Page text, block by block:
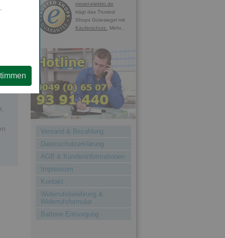
mosel-elektro.de
trägt das Trusted
Shops Gütesiegel mit
Käuferschutz.
Mehr...
Versand & Bezahlung
Datenschutzerklärung
AGB & Kundeninformationen
Impressum
Kontakt
Widerrufsbelehrung &
Widerrufsformular
Batterie Entsorgung